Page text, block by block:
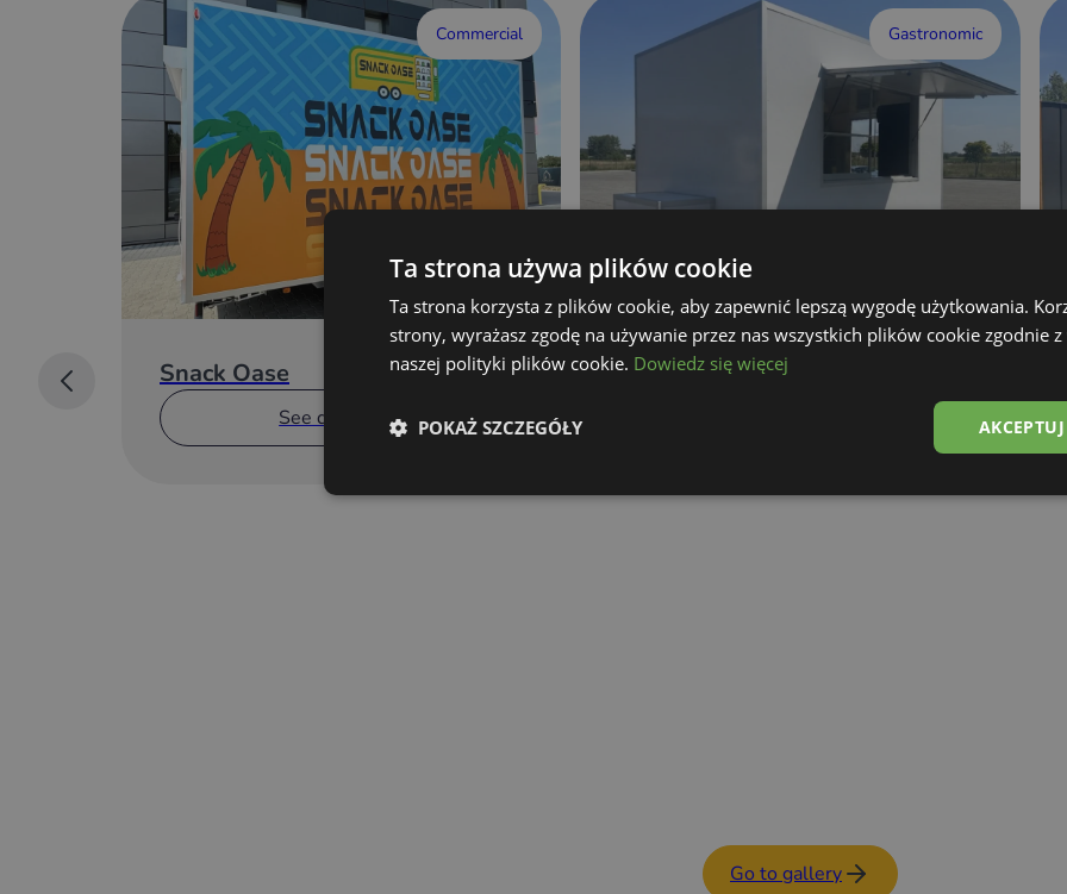
Commercial
Snack Oase
See details
Gastronomic
Food Trailer
Go to gallery
Ta strona używa plików cookie
Ta strona korzysta z plików cookie, aby zapewnić lepszą wygodę użytkowania.
strony, wyrażasz zgodę na używanie przez nas wszystkich plików cookie zgodnie
naszej polityki plików cookie. Dowiedz się więcej
POKAŻ SZCZEGÓŁY